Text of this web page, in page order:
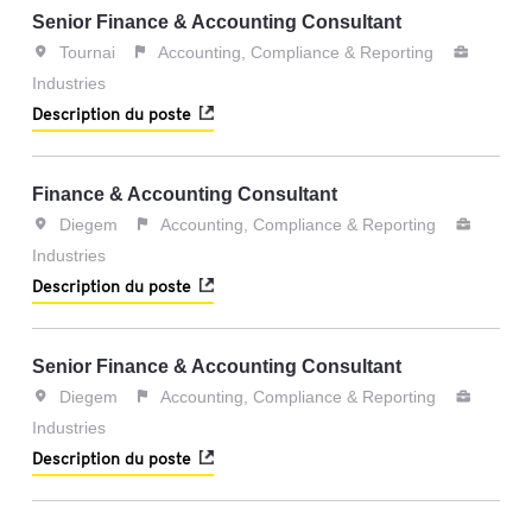
Senior Finance & Accounting Consultant
Tournai
Accounting, Compliance & Reporting
Industries
Description du poste
Finance & Accounting Consultant
Diegem
Accounting, Compliance & Reporting
Industries
Description du poste
Senior Finance & Accounting Consultant
Diegem
Accounting, Compliance & Reporting
Industries
Description du poste